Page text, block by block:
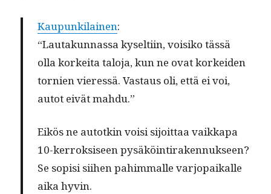
Kaupunki­lainen:
“Lau­takun­nas­sa kyselti­in, voisiko tässä
olla korkei­ta talo­ja, kun ne ovat korkei­den
tornien vier­essä. Vas­taus oli, että ei voi,
autot eivät mahdu.”
Eikös ne autotkin voisi sijoit­taa vaikka­pa
10-ker­roksiseen pysäköin­ti­raken­nuk­seen?
Se sopisi siihen pahim­malle var­jopaikalle
aika hyvin.